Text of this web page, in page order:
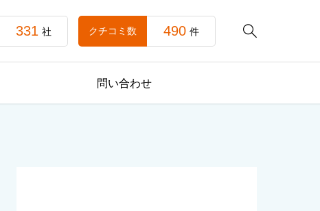

331 社 クチコミ数 490 件
問い合わせ